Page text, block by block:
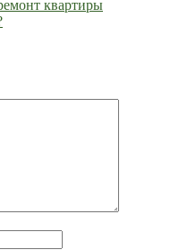
квартиры